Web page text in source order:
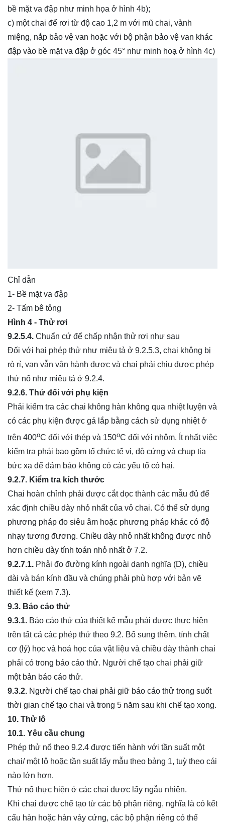
bề mặt va đập như minh họa ở hình 4b);
c) một chai để rơi từ độ cao 1,2 m với mũ chai, vành
miệng, nắp bảo vệ van hoặc với bộ phận bảo vệ van khác
đập vào bề mặt va đập ở góc 45° như minh hoạ ở hình 4c)
Chỉ dẫn
1- Bề mặt va đập
2- Tấm bê tông
Hình 4 - Thử rơi
9.2.5.4. Chuẩn cứ để chấp nhận thử rơi như sau
Đối với hai phép thử như miêu tả ở 9.2.5.3, chai không bị
rò rỉ, van vẫn vận hành được và chai phải chịu được phép
thử nổ như miêu tả ở 9.2.4.
9.2.6. Thử đối với phụ kiện
Phải kiểm tra các chai không hàn không qua nhiệt luyện và
có các phụ kiện được gá lắp bằng cách sử dụng nhiệt ở
trên 400oC đối với thép và 150oC đối với nhôm. Ít nhất việc
kiểm tra phái bao gồm tổ chức tế vi, độ cứng và chụp tia
bức xạ để đảm bảo không có các yếu tố có hại.
9.2.7. Kiểm tra kích thước
Chai hoàn chỉnh phải được cắt dọc thành các mẫu đủ để
xác định chiều dày nhỏ nhất của vỏ chai. Có thể sử dụng
phương pháp đo siêu âm hoặc phương pháp khác có độ
nhạy tương đương. Chiều dày nhỏ nhất không được nhỏ
hơn chiều dày tính toán nhỏ nhất ở 7.2.
9.2.7.1. Phải đo đường kính ngoài danh nghĩa (D), chiều
dài và bán kính đầu và chúng phải phù hợp với bản vẽ
thiết kế (xem 7.3).
9.3. Báo cáo thử
9.3.1. Báo cáo thử của thiết kế mẫu phải được thực hiện
trên tất cả các phép thử theo 9.2. Bổ sung thêm, tính chất
cơ (lý) học và hoá học của vật liệu và chiều dày thành chai
phải có trong báo cáo thử. Người chế tạo chai phải giữ
một bản báo cáo thử.
9.3.2. Người chế tạo chai phải giữ báo cáo thử trong suốt
thời gian chế tạo chai và trong 5 năm sau khi chế tạo xong.
10. Thử lô
10.1. Yêu cầu chung
Phép thử nổ theo 9.2.4 được tiến hành với tần suất một
chai/ một lô hoặc tần suất lấy mẫu theo bảng 1, tuỳ theo cái
nào lớn hơn.
Thử nổ thực hiện ở các chai được lấy ngẫu nhiên.
Khi chai được chế tạo từ các bộ phận riêng, nghĩa là có kết
cấu hàn hoặc hàn vảy cứng, các bộ phận riêng có thể